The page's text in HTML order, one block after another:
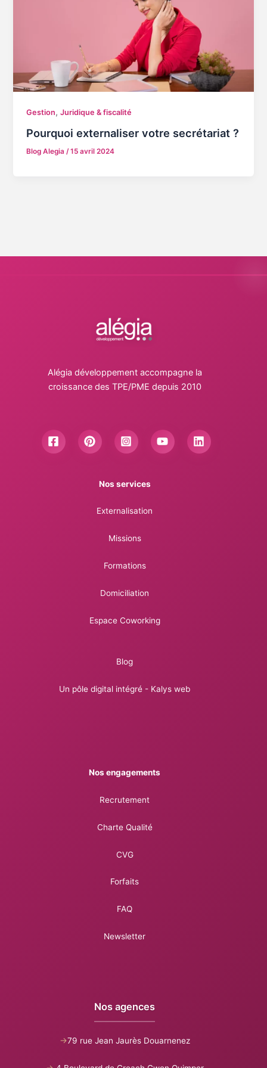
Gestion,Juridique & fiscalité
Pourquoi externaliser votre secrétariat ?
Blog Alegia /15 avril 2024
Alégia développement accompagne la
croissance des TPE/PME depuis 2010
Nos services
Externalisation
Missions
Formations
Domiciliation
Espace Coworking
Blog
Un pôle digital intégré - Kalys web
Nos engagements
Recrutement
Charte Qualité
CVG
Forfaits
FAQ
Newsletter
Nos agences
->79 rue Jean Jaurès Douarnenez